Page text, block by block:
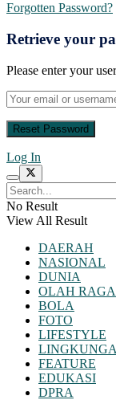
Forgotten Password?
Retrieve your
Please enter your
Log In
No Result
View All Result
DAERAH
NASIONAL
DUNIA
OLAH RAGA
BOLA
FOTO
LIFESTYLE
FEATURE
EDUKASI
DPRA